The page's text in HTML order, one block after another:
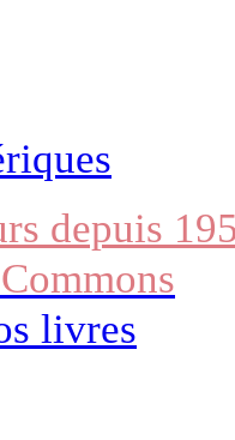
depuis
livres